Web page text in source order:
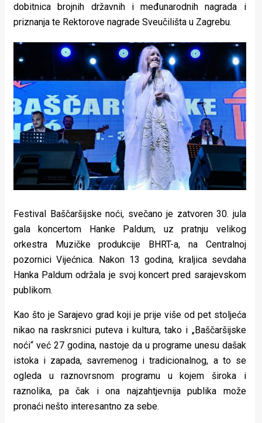
dobitnica brojnih državnih i međunarodnih nagrada i
priznanja te Rektorove nagrade Sveučilišta u Zagrebu.
Festival Baščaršijske noći, svečano je zatvoren 30. jula
gala koncertom Hanke Paldum, uz pratnju velikog
orkestra Muzičke produkcije BHRT-a, na Centralnoj
pozornici Vijećnica. Nakon 13 godina, kraljica sevdaha
Hanka Paldum održala je svoj koncert pred sarajevskom
publikom.
Kao što je Sarajevo grad koji je prije više od pet stoljeća
nikao na raskrsnici puteva i kultura, tako i „Baščaršijske
noći“ već 27 godina, nastoje da u programe unesu dašak
istoka i zapada, savremenog i tradicionalnog, a to se
ogleda u raznovrsnom programu u kojem široka i
raznolika, pa čak i ona najzahtjevnija publika može
pronaći nešto interesantno za sebe.